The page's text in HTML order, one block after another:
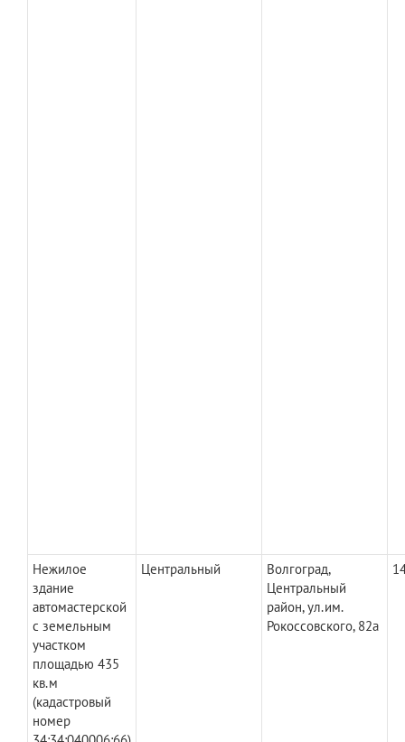
Нежилое
здание
автомастерской
с земельным
участком
площадью 435
кв.м
(кадастровый
номер
Центральный
Волгоград,
Центральный
район, ул.им.
Рокоссовского, 82а